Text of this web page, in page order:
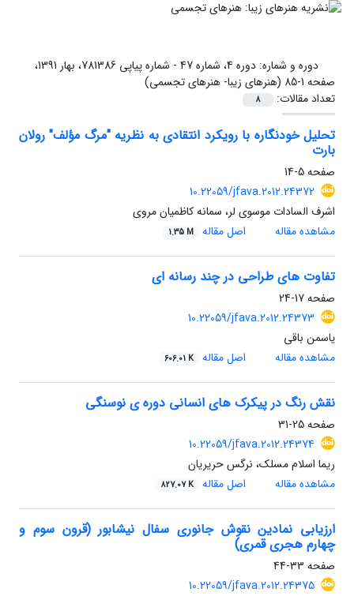
دوره و شماره:
دوره 4، شماره 47 - شماره پیاپی 781386، بهار 1391،
صفحه 1-85 (هنرهای زیبا- هنرهای تجسمی)
تعداد مقالات:
8
تحلیل خودنگاره با رویکرد انتقادی به نظریه "مرگ مؤلف" رولان
بارت
صفحه5-14
10.22059/jfava.2012.24372
اشرف السادات موسوی لر، سمانه کاظمیان مروی
مشاهده مقاله
اصل مقاله 1.35 M
تفاوت های طراحی در چند رسانه ای
صفحه17-24
10.22059/jfava.2012.24373
یاسمن باقی
مشاهده مقاله
اصل مقاله 606.01 K
نقش رنگ در پیکرک های انسانی دوره ی نوسنگی
صفحه25-31
10.22059/jfava.2012.24374
ریما اسلام مسلک، نرگس حریریان
مشاهده مقاله
اصل مقاله 827.07 K
ارزیابی نمادین نقوش جانوری سفال نیشابور (قرون سوم و
چهارم هجری قمری)
صفحه 33-44
10.22059/jfava.2012.24375